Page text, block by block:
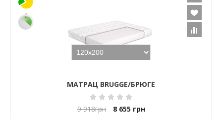
МАТРАЦ BRUGGE/БРЮГЕ
9 918грн 8 655 грн